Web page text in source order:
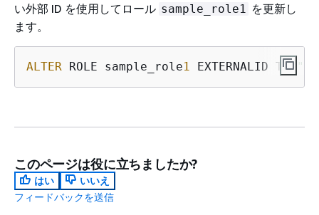
い外部 ID を使用してロール sample_role1
を更新し
ます。
ALTER ROLE sample_role1 EXTERNALID TO
このページは役に立ちましたか?
はい
いいえ
フィードバックを送信